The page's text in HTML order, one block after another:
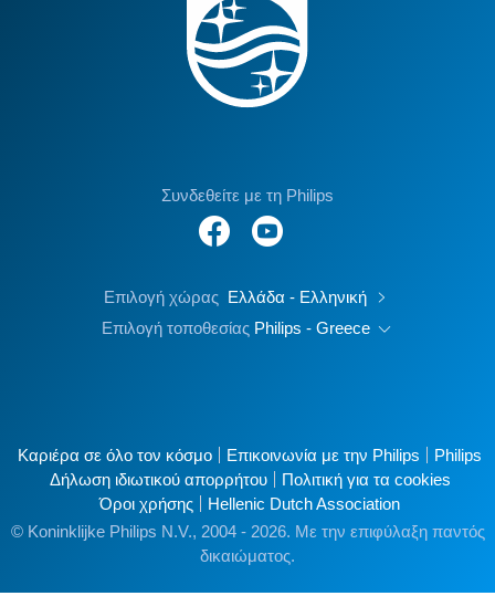
Συνδεθείτε με τη Philips
Επιλογή χώρας Ελλάδα - Ελληνική
Επιλογή τοποθεσίας Philips - Greece
Καριέρα σε όλο τον κόσμο Επικοινωνία με την Philips
Philips
Δήλωση ιδιωτικού απορρήτου
Πολιτική για τα cookies
Όροι χρήσης
Hellenic Dutch Association
© Koninklijke Philips N.V., 2004 - 2026. Με την επιφύλαξη παντός
δικαιώματος.